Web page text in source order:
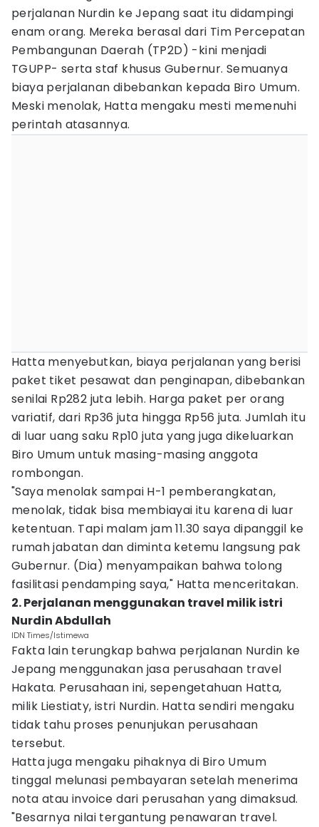
perjalanan Nurdin ke Jepang saat itu didampingi
enam orang. Mereka berasal dari Tim Percepatan
Pembangunan Daerah (TP2D) -kini menjadi
TGUPP- serta staf khusus Gubernur. Semuanya
biaya perjalanan dibebankan kepada Biro Umum.
Meski menolak, Hatta mengaku mesti memenuhi
perintah atasannya.
Hatta menyebutkan, biaya perjalanan yang berisi
paket tiket pesawat dan penginapan, dibebankan
senilai Rp282 juta lebih. Harga paket per orang
variatif, dari Rp36 juta hingga Rp56 juta. Jumlah itu
di luar uang saku Rp10 juta yang juga dikeluarkan
Biro Umum untuk masing-masing anggota
rombongan.
"Saya menolak sampai H-1 pemberangkatan,
menolak, tidak bisa membiayai itu karena di luar
ketentuan. Tapi malam jam 11.30 saya dipanggil ke
rumah jabatan dan diminta ketemu langsung pak
Gubernur. (Dia) menyampaikan bahwa tolong
fasilitasi pendamping saya," Hatta menceritakan.
2. Perjalanan menggunakan travel milik istri
Nurdin Abdullah
IDN Times/Istimewa
Fakta lain terungkap bahwa perjalanan Nurdin ke
Jepang menggunakan jasa perusahaan travel
Hakata. Perusahaan ini, sepengetahuan Hatta,
milik Liestiaty, istri Nurdin. Hatta sendiri mengaku
tidak tahu proses penunjukan perusahaan
tersebut.
Hatta juga mengaku pihaknya di Biro Umum
tinggal melunasi pembayaran setelah menerima
nota atau invoice dari perusahan yang dimaksud.
"Besarnya nilai tergantung penawaran travel.